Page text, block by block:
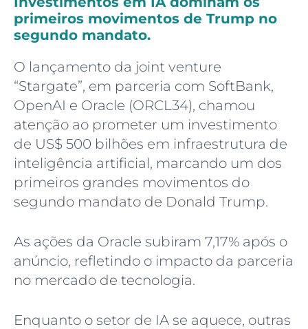
primeiros movimentos de Trump no
segundo mandato.
O lançamento da joint venture
“Stargate”, em parceria com SoftBank,
OpenAI e Oracle (ORCL34), chamou
atenção ao prometer um investimento
de US$ 500 bilhões em infraestrutura de
inteligência artificial, marcando um dos
primeiros grandes movimentos do
segundo mandato de Donald Trump.
As ações da Oracle subiram 7,17% após o
anúncio, refletindo o impacto da parceria
no mercado de tecnologia.
Enquanto o setor de IA se aquece, outras